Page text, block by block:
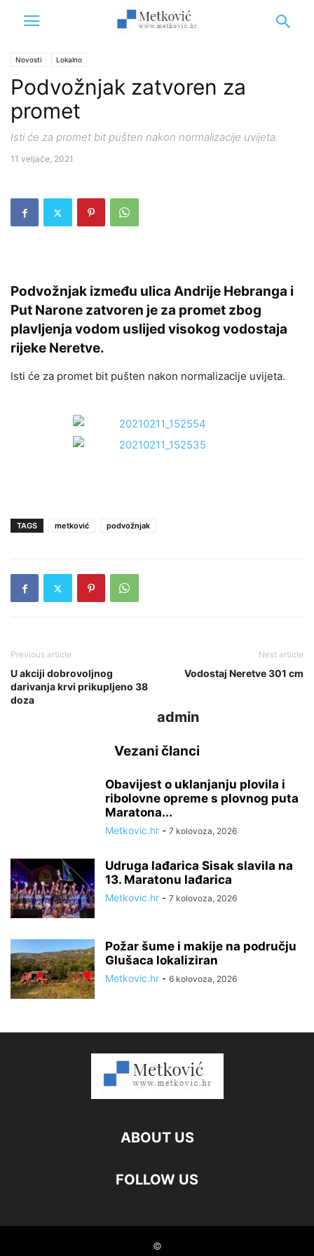
Novosti Lokalno
Podvožnjak zatvoren za
promet
Isti će za promet bit pušten nakon normalizacije uvijeta.
11 veljače, 2021
Podvožnjak između ulica Andrije Hebranga i
Put Narone zatvoren je za promet zbog
plavljenja vodom uslijed visokog vodostaja
rijeke Neretve.
Isti će za promet bit pušten nakon normalizacije uvijeta.
TAGS metković podvožnjak
Previous article
U akciji dobrovoljnog
darivanja krvi prikupljeno 38
doza
Next article
Vodostaj Neretve 301 cm
admin
Vezani članci
Obavijest o uklanjanju plovila i
ribolovne opreme s plovnog puta
Maratona...
Metkovic.hr - 7 kolovoza, 2026
Udruga lađarica Sisak slavila na
13. Maratonu lađarica
Metkovic.hr - 7 kolovoza, 2026
Požar šume i makije na području
Glušaca lokaliziran
Metkovic.hr - 6 kolovoza, 2026
ABOUT US
FOLLOW US
©